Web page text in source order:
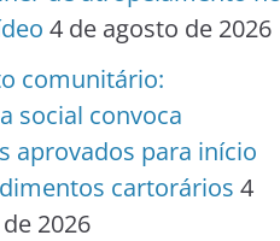
4 de agosto de 2026
comunitário:
social convoca
aprovados para início
cartorários 4
2026